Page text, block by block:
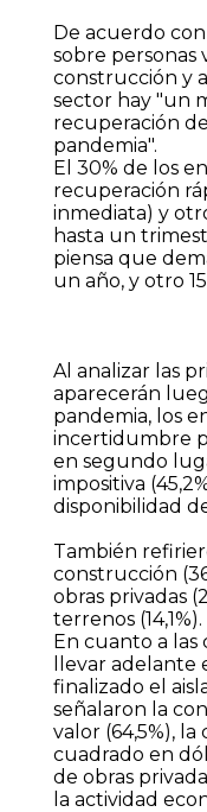
De acuerdo
sobre personas
construcción y
sector hay "un
recuperación
pandemia".
El 30% de los
recuperación
inmediata) y
hasta un
piensa que
un año, y otro
Al analizar las
aparecerán
pandemia, los
incertidumbre
en segundo
impositiva
disponibilidad
También
construcción
obras privadas
terrenos (14,1%).
En cuanto a las
llevar
finalizado el
señalaron la
valor (64,5%),
cuadrado en
de obras
la actividad